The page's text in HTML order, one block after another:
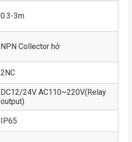
0.3-3m
NPN Collector hở
2NC
DC12/24V AC110~220V(Relay
output)
IP65